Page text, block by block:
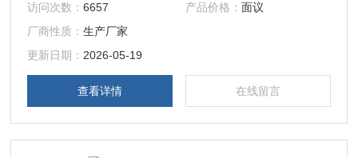
预测。可实现无人监管。设有防雨百叶及大雨棚，内置虫雨分
离功能，晴雨天均可工作。
访问次数：6657 产品价格： 面议
厂商性质：生产厂家
更新日期： 2026-05-19
查看详情 在线留言